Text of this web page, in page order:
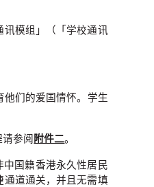
模组」（「学校通讯
他们的爱国情怀。学生
参阅 附件二。
国籍香港永久性居民
通道通关，并且无需填